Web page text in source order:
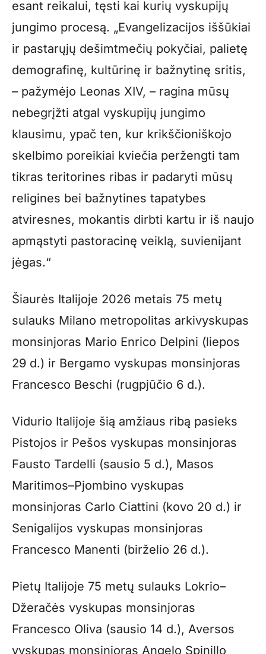
esant reikalui, tęsti kai kurių vyskupijų
jungimo procesą. „Evangelizacijos iššūkiai
ir pastarųjų dešimtmečių pokyčiai, palietę
demografinę, kultūrinę ir bažnytinę sritis,
– pažymėjo Leonas XIV, – ragina mūsų
nebegrįžti atgal vyskupijų jungimo
klausimu, ypač ten, kur krikščioniškojo
skelbimo poreikiai kviečia peržengti tam
tikras teritorines ribas ir padaryti mūsų
religines bei bažnytines tapatybes
atviresnes, mokantis dirbti kartu ir iš naujo
apmąstyti pastoracinę veiklą, suvienijant
jėgas.“
Šiaurės Italijoje 2026 metais 75 metų
sulauks Milano metropolitas arkivyskupas
monsinjoras Mario Enrico Delpini (liepos
29 d.) ir Bergamo vyskupas monsinjoras
Francesco Beschi (rugpjūčio 6 d.).
Vidurio Italijoje šią amžiaus ribą pasieks
Pistojos ir Pešos vyskupas monsinjoras
Fausto Tardelli (sausio 5 d.), Masos
Maritimos–Pjombino vyskupas
monsinjoras Carlo Ciattini (kovo 20 d.) ir
Senigalijos vyskupas monsinjoras
Francesco Manenti (birželio 26 d.).
Pietų Italijoje 75 metų sulauks Lokrio–
Džeračės vyskupas monsinjoras
Francesco Oliva (sausio 14 d.), Aversos
vyskupas monsinjoras Angelo Spinillo